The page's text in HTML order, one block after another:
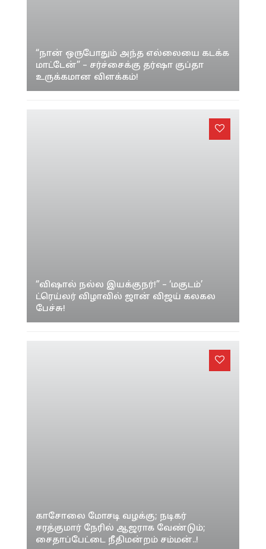
“நான் ஒருபோதும் அந்த எல்லையை கடக்க
மாட்டேன்” – சர்ச்சைக்கு தர்ஷா குப்தா
உருக்கமான விளக்கம்!
“விஷால் நல்ல இயக்குநர்!” – ‘மகுடம்’
ட்ரெய்லர் விழாவில் ஜான் விஜய் கலகல
பேச்சு!
காசோலை மோசடி வழக்கு; நடிகர்
சரத்குமார் நேரில் ஆஜராக வேண்டும்;
சைதாப்பேட்டை நீதிமன்றம் சம்மன்..!